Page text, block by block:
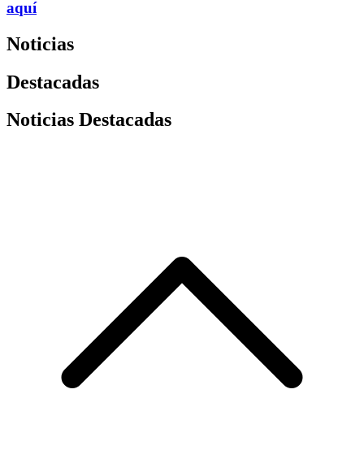
aquí
Noticias
Destacadas
Noticias Destacadas